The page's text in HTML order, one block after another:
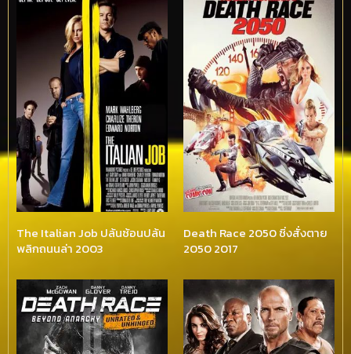
The Italian Job ปล้นซ้อนปล้น
พลิกถนนล่า 2003
Death Race 2050 ซิ่งสั่งตาย
2050 2017